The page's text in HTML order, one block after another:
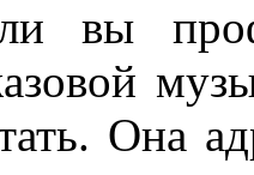
вы
Она